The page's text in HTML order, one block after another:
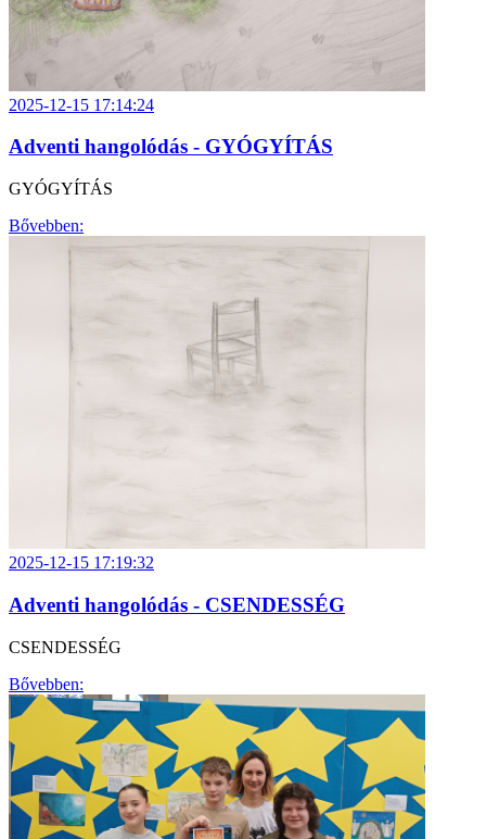
2025-12-15 17:14:24
Adventi hangolódás - GYÓGYÍTÁS
GYÓGYÍTÁS
Bővebben:
2025-12-15 17:19:32
Adventi hangolódás - CSENDESSÉG
CSENDESSÉG
Bővebben: